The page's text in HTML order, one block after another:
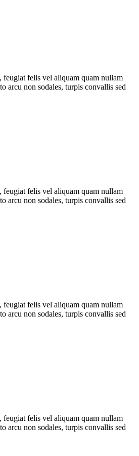
feugiat felis vel aliquam quam nullam
arcu non sodales, turpis convallis sed
feugiat felis vel aliquam quam nullam
arcu non sodales, turpis convallis sed
feugiat felis vel aliquam quam nullam
arcu non sodales, turpis convallis sed
feugiat felis vel aliquam quam nullam
arcu non sodales, turpis convallis sed